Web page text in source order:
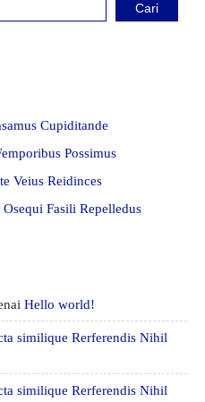
Cari
Cupiditande
Possimus
Veius Reidinces
Fasili Repelledus
Hello world!
similique Rerferendis Nihil
similique Rerferendis Nihil